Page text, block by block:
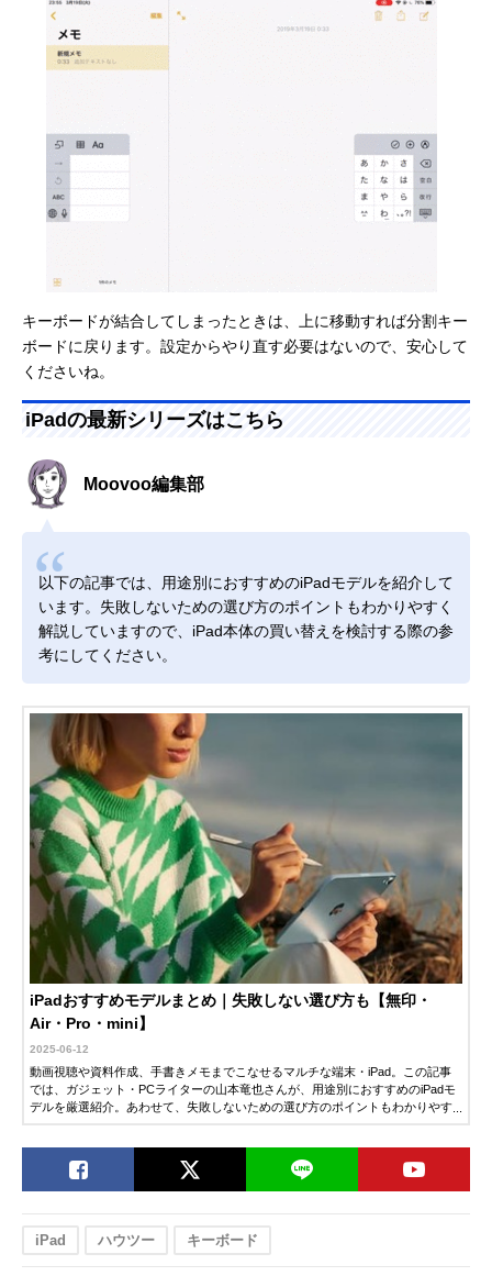
キーボードが結合してしまったときは、上に移動すれば分割キー
ボードに戻ります。設定からやり直す必要はないので、安心して
くださいね。
iPadの最新シリーズはこちら
Moovoo編集部
以下の記事では、用途別におすすめのiPadモデルを紹介して
います。失敗しないための選び方のポイントもわかりやすく
解説していますので、iPad本体の買い替えを検討する際の参
考にしてください。
iPadおすすめモデルまとめ｜失敗しない選び方も【無印・
Air・Pro・mini】
2025-06-12
動画視聴や資料作成、手書きメモまでこなせるマルチな端末・iPad。この記事
では、ガジェット・PCライターの山本竜也さんが、用途別におすすめのiPadモ
デルを厳選紹介。あわせて、失敗しないための選び方のポイントもわかりやす
iPad ハウツー キーボード